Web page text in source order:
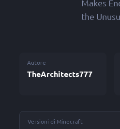
Makes
the
Autore
TheArchitects777
Versioni di Minecraft